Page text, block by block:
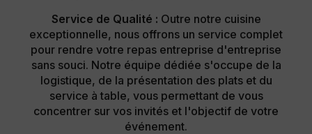
Service de Qualité : Outre notre cuisine
exceptionnelle, nous offrons un service complet
pour rendre votre repas entreprise d'entreprise
sans souci. Notre équipe dédiée s'occupe de la
logistique, de la présentation des plats et du
service à table, vous permettant de vous
concentrer sur vos invités et l'objectif de votre
événement.